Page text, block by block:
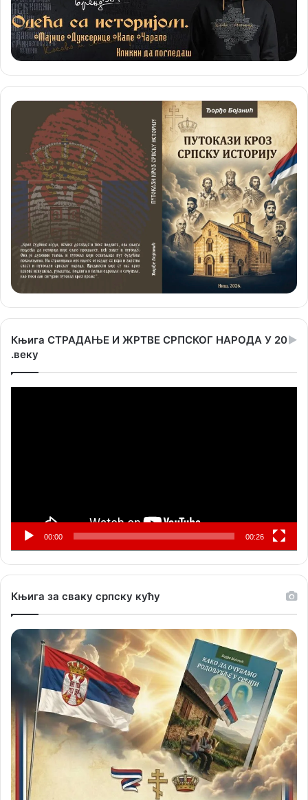
Књига СТРАДАЊЕ И ЖРТВЕ СРПСКОГ НАРОДА У 20
.веку
00:00 00:26
Књига за сваку српску кућу